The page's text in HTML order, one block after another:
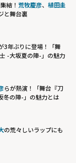
結！ 荒牧慶彦、 植田圭
と舞台裏
3年ぶりに登場！「舞
-大坂夏の陣-」の魅力
らが熱演！「舞台『刀
冬の陣-」の魅力とは
の荒々しいラップにも